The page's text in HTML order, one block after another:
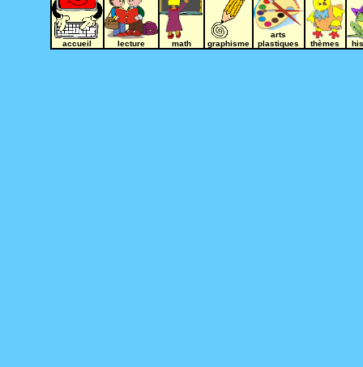
accueil lecture math graphisme
arts
plastiques
thèmes